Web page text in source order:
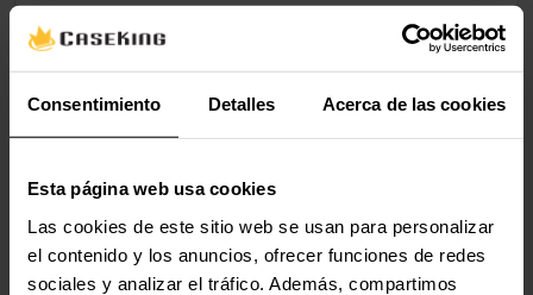
Consentimiento Detalles Acerca de las cookies
Esta página web usa cookies
Las cookies de este sitio web se usan para personalizar
el contenido y los anuncios, ofrecer funciones de redes
sociales y analizar el tráfico. Además, compartimos
Ancho 120 mm
Pantalla
Pantalla incluida No